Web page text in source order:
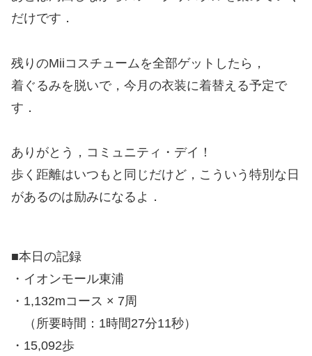
だけです．
残りのMiiコスチュームを全部ゲットしたら，
着ぐるみを脱いで，今月の衣装に着替える予定で
す．
ありがとう，コミュニティ・デイ！
歩く距離はいつもと同じだけど，こういう特別な日
があるのは励みになるよ．
■本日の記録
・イオンモール東浦
・1,132mコース × 7周
（所要時間：1時間27分11秒）
・15,092歩